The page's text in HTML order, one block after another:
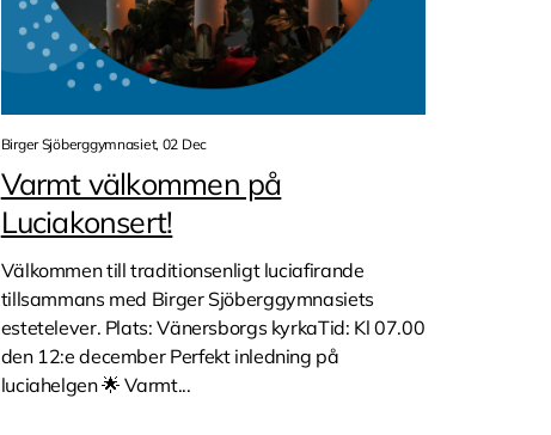
Birger Sjöberggymnasiet, 02 Dec
Varmt välkommen på
Luciakonsert!
Välkommen till traditionsenligt luciafirande
tillsammans med Birger Sjöberggymnasiets
estetelever. Plats: Vänersborgs kyrkaTid: Kl 07.00
den 12:e december Perfekt inledning på
luciahelgen 🌟 Varmt...